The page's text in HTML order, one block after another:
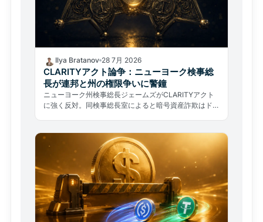
Ilya Bratanov 28 7月 2026
CLARITYアクト論争：ニューヨーク検事総
長が連邦と州の権限争いに警鐘
ニューヨーク州検事総長ジェームズがCLARITYアクト
に強く反対。同検事総長室によると暗号資産詐欺はドル